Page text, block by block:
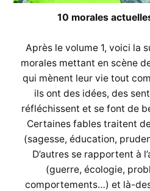
10 morales
Après le volume 1, voici la
morales mettant en scène
qui mènent leur vie tout
ils ont des idées, des
réfléchissent et se font de
Certaines fables traitent
(sagesse, éducation,
D’autres se rapportent à
(guerre, écologie,
comportements…) et là-